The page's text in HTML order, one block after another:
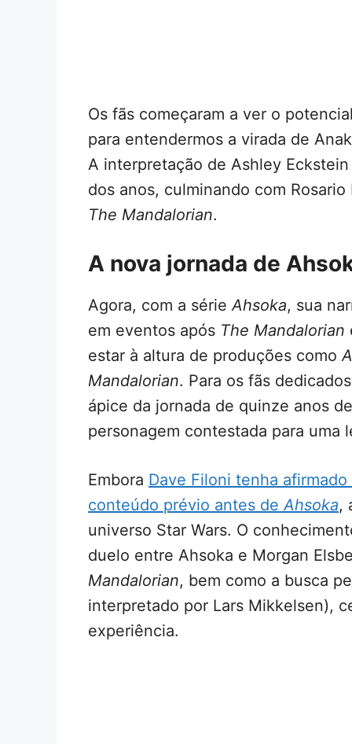
Os fãs começaram a ver o
para entendermos a virada de
A interpretação de Ashley
dos anos, culminando com
The Mandalorian.
A nova jornada de
Agora, com a série Ahsoka, sua
em eventos após The Mandalorian
estar à altura de produções como
Mandalorian. Para os fãs
ápice da jornada de quinze anos
personagem contestada para uma
Embora Dave Filoni tenha
conteúdo prévio antes de Ahsoka,
universo Star Wars. O
duelo entre Ahsoka e Morgan
Mandalorian, bem como a busca
interpretado por Lars Mikkelsen),
experiência.